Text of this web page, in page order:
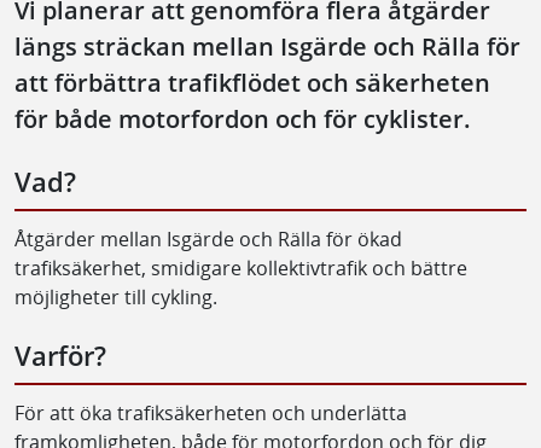
Vi planerar att genomföra flera åtgärder
längs sträckan mellan Isgärde och Rälla för
att förbättra trafikflödet och säkerheten
för både motorfordon och för cyklister.
Vad?
Åtgärder mellan Isgärde och Rälla för ökad
trafiksäkerhet, smidigare kollektivtrafik och bättre
möjligheter till cykling.
Varför?
För att öka trafiksäkerheten och underlätta
framkomligheten, både för motorfordon och för dig